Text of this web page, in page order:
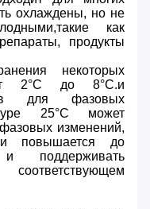
охлаждены, но не
как
продукты
некоторых
2°C до 8°C.и
для фазовых
25°С может
изменений,
повышается до
поддерживать